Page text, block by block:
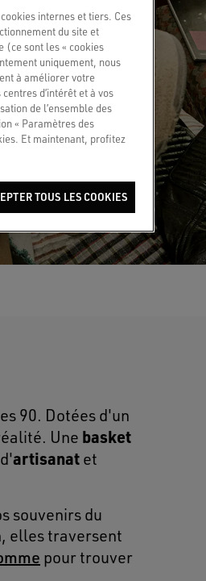
90. Dotées d'un
Une basket
artisanat et
souvenirs du
elles traversent
pour trouver
internes et tiers. Ces
du site et
(ce sont les « cookies
uniquement, nous
à améliorer votre
d’intérêt et à vos
de l’ensemble des
« Paramètres des
Et maintenant, profitez
TOUS LES COOKIES